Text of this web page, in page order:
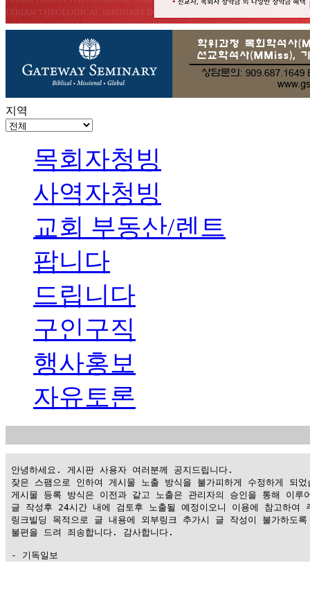
지역
목회자청빙
사역자청빙
교회 부동산/렌트
팝니다
드립니다
구인구직
행사홍보
자유토론
안녕하세요. 게시판 사용자 여러분께 공지드립니다.
잦은 스팸으로 인하여 게시물 노출 방식을 불가피하게 수정하게 되었
게시물 등록 방식은 이전과 같고 노출은 관리자의 승인을 통해 이루
글 작성후 24시간 내에 검토후 노출될 예정이오니 이용에 참고하여
링크빌딩 목적으로 글 내용에 외부링크 추가시 글 작성이 불가하도
불편을 드려 죄송합니다. 감사합니다.
- 기독일보